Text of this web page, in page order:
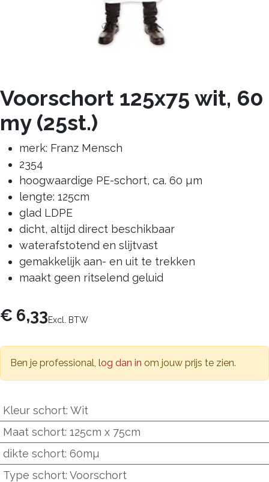
Voorschort 125x75 wit, 60
my (25st.)
merk: Franz Mensch
2354
hoogwaardige PE-schort, ca. 60 µm
lengte: 125cm
glad LDPE
dicht, altijd direct beschikbaar
waterafstotend en slijtvast
gemakkelijk aan- en uit te trekken
maakt geen ritselend geluid
€ 6,33Excl. BTW
Ben je professional, log dan in om jouw prijs te zien.
Kleur schort: Wit
Maat schort: 125cm x 75cm
dikte schort: 60mµ
Type schort: Voorschort